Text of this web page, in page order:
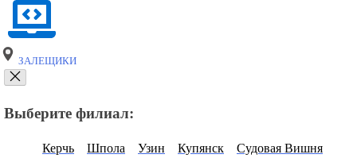
ЗАЛЕЩИКИ
Выберите филиал:
Керчь Шпола Узин Купянск
Судовая Вишня